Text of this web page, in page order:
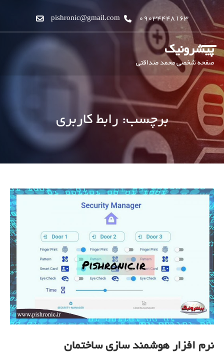
09034448163
pishronic@gmail.com
پیشرونیک
صفحه شخصی محمد صداقتی
برچسب: رابط کاربری
نرم افزار هوشمند سازی ساختمان